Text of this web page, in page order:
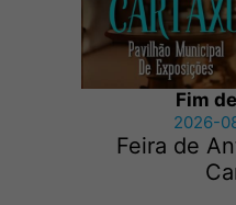
Fim
2026-
Feira de